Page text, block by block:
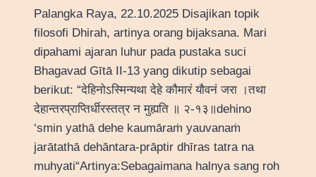
Palangka Raya, 22.10.2025 Disajikan topik
filosofi Dhirah, artinya orang bijaksana. Mari
dipahami ajaran luhur pada pustaka suci
Bhagavad Gītā II-13 yang dikutip sebagai
berikut: “देहिनोऽस्मिन्यथा देहे कौमारं यौवनं जरा ।तथा
देहान्तरप्राप्तिर्धीरस्तत्र न मुह्यति ॥ २-१३॥dehino
‘smin yathā dehe kaumāraṁ yauvanaṁ
jarātathā dehāntara-prāptir dhīras tatra na
muhyati“Artinya:Sebagaimana halnya sang roh